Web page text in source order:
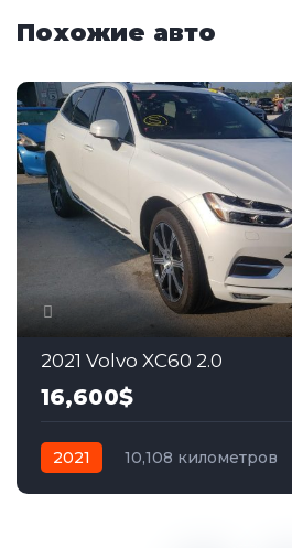
Похожие авто
2021 Volvo XC60 2.0
16,600$
2021 10,108 километров